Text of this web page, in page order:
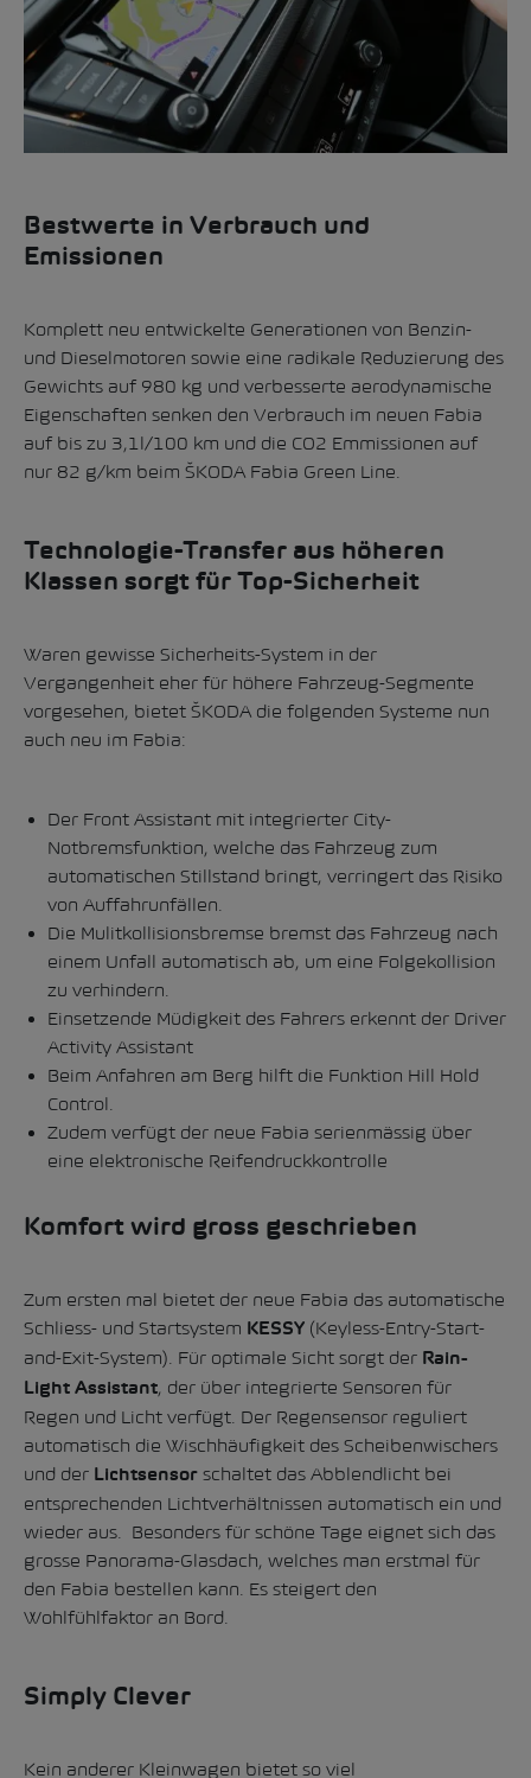
Bestwerte in Verbrauch und
Emissionen
Komplett neu entwickelte Generationen von Benzin-
und Dieselmotoren sowie eine radikale Reduzierung des
Gewichts auf 980 kg und verbesserte aerodynamische
Eigenschaften senken den Verbrauch im neuen Fabia
auf bis zu 3,1l/100 km und die CO2 Emmissionen auf
nur 82 g/km beim ŠKODA Fabia Green Line.
Technologie-Transfer aus höheren
Klassen sorgt für Top-Sicherheit
Waren gewisse Sicherheits-System in der
Vergangenheit eher für höhere Fahrzeug-Segmente
vorgesehen, bietet ŠKODA die folgenden Systeme nun
auch neu im Fabia:
Der Front Assistant mit integrierter City-
Notbremsfunktion, welche das Fahrzeug zum
automatischen Stillstand bringt, verringert das Risiko
von Auffahrunfällen.
Die Mulitkollisionsbremse bremst das Fahrzeug nach
einem Unfall automatisch ab, um eine Folgekollision
zu verhindern.
Einsetzende Müdigkeit des Fahrers erkennt der Driver
Activity Assistant
Beim Anfahren am Berg hilft die Funktion Hill Hold
Control.
Zudem verfügt der neue Fabia serienmässig über
eine elektronische Reifendruckkontrolle
Komfort wird gross geschrieben
Zum ersten mal bietet der neue Fabia das automatische
Schliess- und Startsystem KESSY (Keyless-Entry-Start-
and-Exit-System). Für optimale Sicht sorgt der Rain-
Light Assistant, der über integrierte Sensoren für
Regen und Licht verfügt. Der Regensensor reguliert
automatisch die Wischhäufigkeit des Scheibenwischers
und der Lichtsensor schaltet das Abblendlicht bei
entsprechenden Lichtverhältnissen automatisch ein und
wieder aus. Besonders für schöne Tage eignet sich das
grosse Panorama-Glasdach, welches man erstmal für
den Fabia bestellen kann. Es steigert den
Wohlfühlfaktor an Bord.
Simply Clever
Kein anderer Kleinwagen bietet so viel